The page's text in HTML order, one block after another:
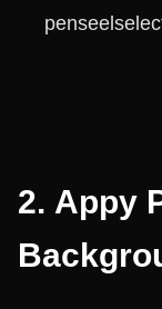
2. Appy